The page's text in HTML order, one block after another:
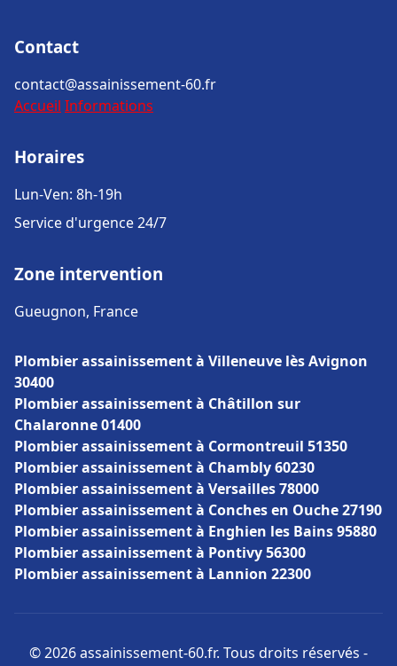
Contact
contact@assainissement-60.fr
Accueil Informations
Horaires
Lun-Ven: 8h-19h
Service d'urgence 24/7
Zone intervention
Gueugnon, France
Plombier assainissement à Villeneuve lès Avignon
30400
Plombier assainissement à Châtillon sur
Chalaronne 01400
Plombier assainissement à Cormontreuil 51350
Plombier assainissement à Chambly 60230
Plombier assainissement à Versailles 78000
Plombier assainissement à Conches en Ouche 27190
Plombier assainissement à Enghien les Bains 95880
Plombier assainissement à Pontivy 56300
Plombier assainissement à Lannion 22300
© 2026 assainissement-60.fr. Tous droits réservés -